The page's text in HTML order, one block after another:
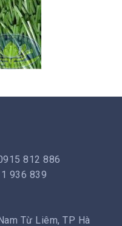
812 886
936 839
Từ Liêm, TP Hà